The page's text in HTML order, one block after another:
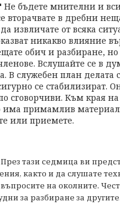
Не бъдете мнителни и
вторачвате в дребни
извличате от всяка
никакво влияние
обич и разбиране, но
Вслушайте се в
В служебен план делата
се стабилизират.
сговорчиви. Към края
има примамлив
или приемете.
През тази седмица ви
както и да слушате
на околните.
за разбиране за